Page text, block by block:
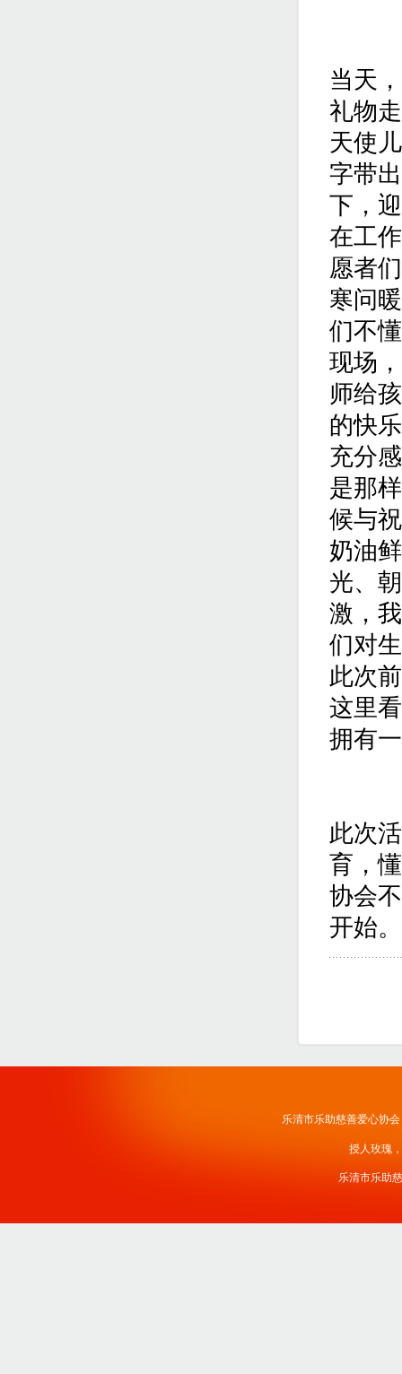
当天
礼物
天使
字带
下，
在工
愿者
寒问
们不
现场
师给
的快
充分
是那
候与
奶油
光、
激，
们对
此次
这里
拥有
此次
育，
协会
开始。
乐清市乐助慈善爱心协
授人玫瑰
乐清市乐助